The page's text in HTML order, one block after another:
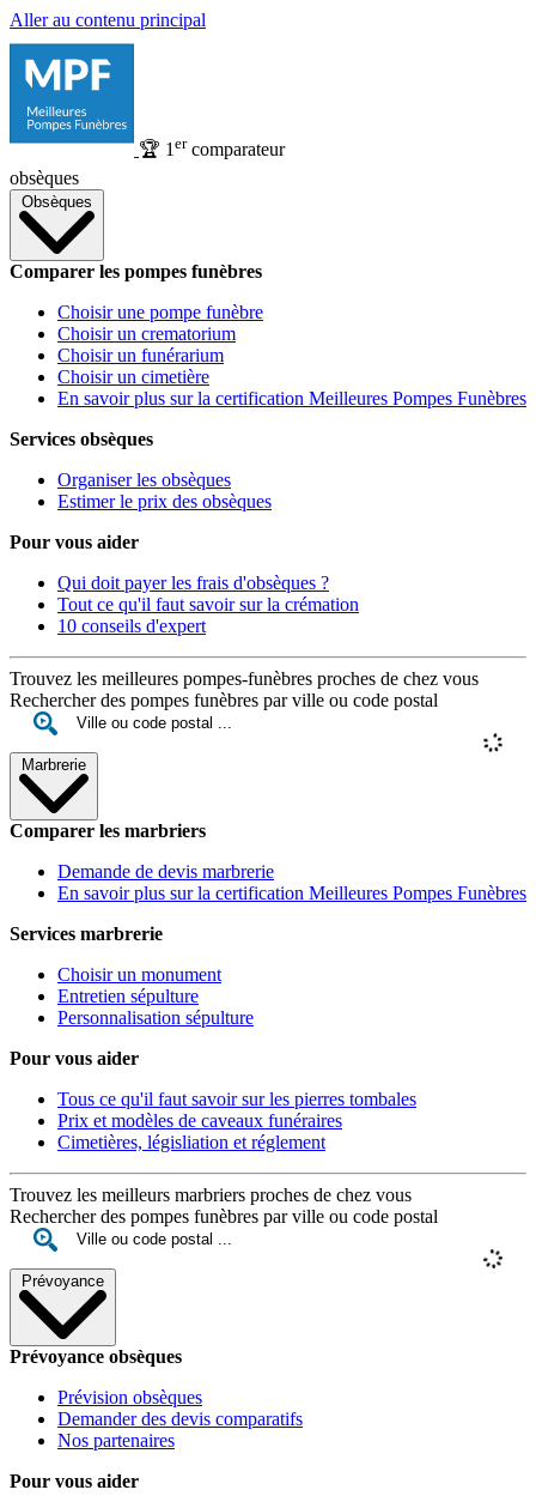
Aller au contenu principal
🏆 1 ercomparateur
obsèques
Obsèques
Comparer les pompes funèbres
Choisir une pompe funèbre
Choisir un crematorium
Choisir un funérarium
Choisir un cimetière
En savoir plus sur la certification Meilleures Pompes Funèbres
Services obsèques
Organiser les obsèques
Estimer le prix des obsèques
Pour vous aider
Qui doit payer les frais d'obsèques ?
Tout ce qu'il faut savoir sur la crémation
10 conseils d'expert
Trouvez les meilleures pompes-funèbres proches de chez vous
Rechercher des pompes funèbres par ville ou code postal
Marbrerie
Comparer les marbriers
Demande de devis marbrerie
En savoir plus sur la certification Meilleures Pompes Funèbres
Services marbrerie
Choisir un monument
Entretien sépulture
Personnalisation sépulture
Pour vous aider
Tous ce qu'il faut savoir sur les pierres tombales
Prix et modèles de caveaux funéraires
Cimetières, législiation et réglement
Trouvez les meilleurs marbriers proches de chez vous
Rechercher des pompes funèbres par ville ou code postal
Prévoyance
Prévoyance obsèques
Prévision obsèques
Demander des devis comparatifs
Nos partenaires
Pour vous aider